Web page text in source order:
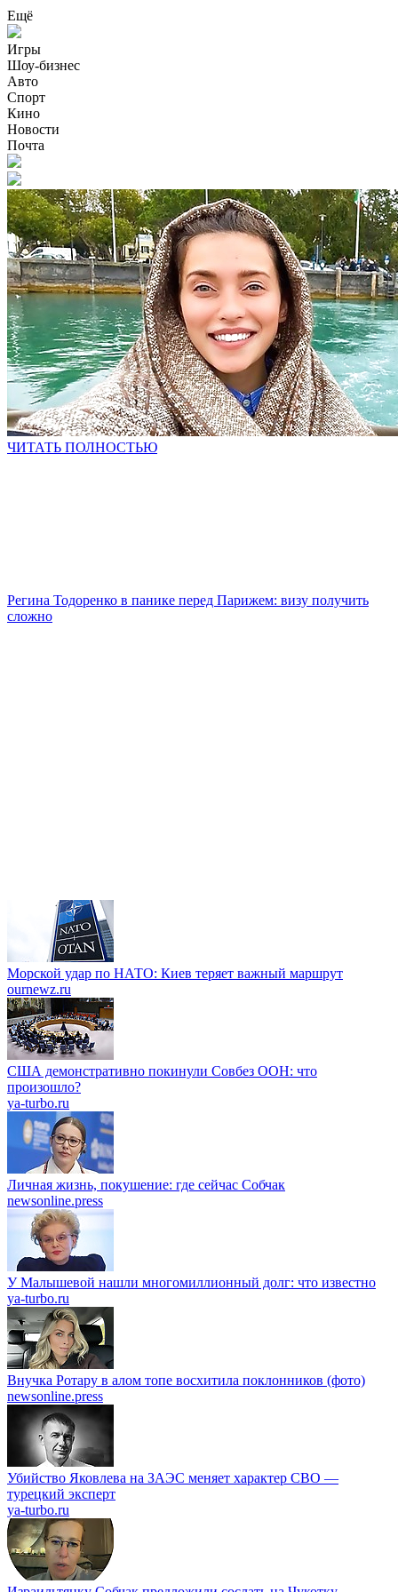
Ещё
Игры
Шоу-бизнес
Авто
Спорт
Кино
Новости
Почта
ЧИТАТЬ ПОЛНОСТЬЮ
Регина Тодоренко в панике перед Парижем: визу получить
сложно
Морской удар по НАТО: Киев теряет важный маршрут
ournewz.ru
США демонстративно покинули Совбез ООН: что
произошло?
ya-turbo.ru
Личная жизнь, покушение: где сейчас Собчак
newsonline.press
У Малышевой нашли многомиллионный долг: что известно
ya-turbo.ru
Внучка Ротару в алом топе восхитила поклонников (фото)
newsonline.press
Убийство Яковлева на ЗАЭС меняет характер СВО —
турецкий эксперт
ya-turbo.ru